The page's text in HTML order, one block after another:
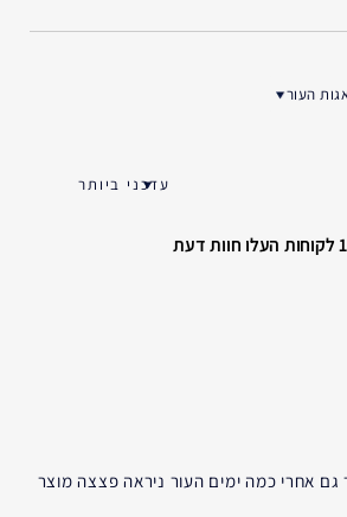
ומסייע לעור להפעיל מספר רב של נתיבי
העור
דעת
גם אחרי כמה ימים העור ניראה פצצה מוצר